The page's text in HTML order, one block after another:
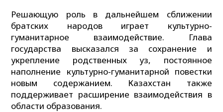
Решающую роль в дальнейшем сближении
братских народов играет культурно-
гуманитарное взаимодействие. Глава
государства высказался за сохранение и
укрепление родственных уз, постоянное
наполнение культурно-гуманитарной повестки
новым содержанием. Казахстан также
поддерживает расширение взаимодействия в
области образования.